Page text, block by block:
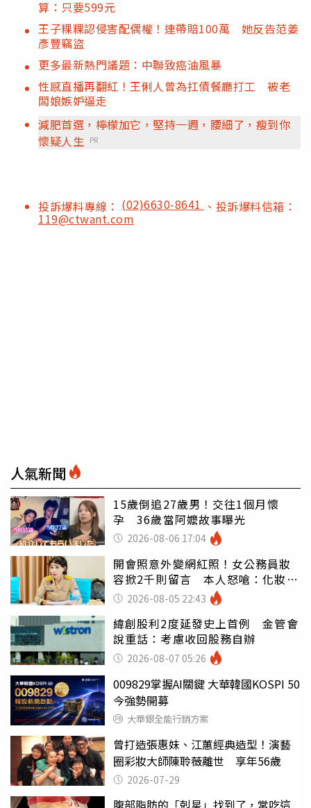
算：只要599元
王子粿粿認侵害配偶權！連帶賠100萬 她反告范姜
彥豐竊盜
更多最新熱門議題：中聯致癌油風暴
性感直播再翻紅！王俐人曾為扛債餐廳打工 被老
闆娘嫉妒逼走
減肥首選，檸檬加它，堅持一週，腰細了，瘦到你
懷疑人生
PR
投訴爆料專線： (02)6630-8641 、投訴爆料信箱：
119@ctwant.com
人氣新聞
15歲倒追27歲男！交往1個月懷
孕 36歲當阿嬤故事曝光
2026-08-06 17:04
開會照意外變網紅照！女公務員妝
容掀2千則留言 本人怒嗆：化妝有
錯嗎2026-08-05 22:43
緯創股利2度延發史上首例 金管會
說重話：考慮收回股務自辦
2026-08-07 05:26
009829掌握AI關鍵 大華韓國KOSPI 50
今強勢開募
大華銀全能行銷方案
曾打造張惠妹、江蕙經典造型！演藝
圈彩妝大師陳聆薇離世 享年56歲
2026-07-29